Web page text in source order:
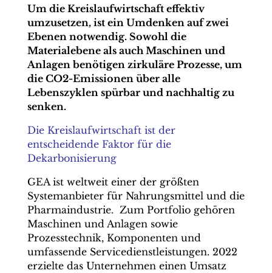
Um die Kreislaufwirtschaft effektiv
umzusetzen, ist ein Umdenken auf zwei
Ebenen notwendig. Sowohl die
Materialebene als auch Maschinen und
Anlagen benötigen zirkuläre Prozesse, um
die CO2-Emissionen über alle
Lebenszyklen spürbar und nachhaltig zu
senken.
Die Kreislaufwirtschaft ist der
entscheidende Faktor für die
Dekarbonisierung
GEA ist weltweit einer der größten
Systemanbieter für Nahrungsmittel und die
Pharmaindustrie. Zum Portfolio gehören
Maschinen und Anlagen sowie
Prozesstechnik, Komponenten und
umfassende Servicedienstleistungen. 2022
erzielte das Unternehmen einen Umsatz